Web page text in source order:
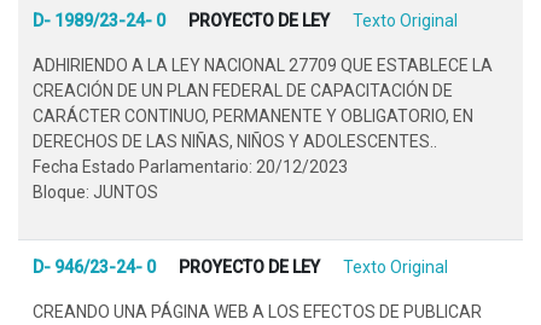
D- 1989/23-24- 0 PROYECTO DE LEY Texto Original
ADHIRIENDO A LA LEY NACIONAL 27709 QUE ESTABLECE LA
CREACIÓN DE UN PLAN FEDERAL DE CAPACITACIÓN DE
CARÁCTER CONTINUO, PERMANENTE Y OBLIGATORIO, EN
DERECHOS DE LAS NIÑAS, NIÑOS Y ADOLESCENTES..
Fecha Estado Parlamentario: 20/12/2023
Bloque: JUNTOS
D- 946/23-24- 0 PROYECTO DE LEY Texto Original
CREANDO UNA PÁGINA WEB A LOS EFECTOS DE PUBLICAR